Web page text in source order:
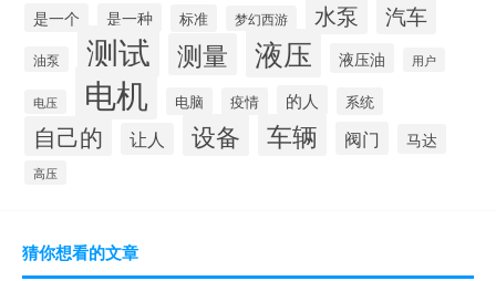
是一个 是一种 标准 梦幻西游 水泵 汽车
油泵 测试 测量 液压 液压油 用户
电压 电机 电脑 疫情 的人 系统
自己的 让人 设备 车辆 阀门 马达
高压
猜你想看的文章